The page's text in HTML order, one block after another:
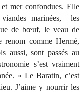
et mer confondues. Elle
marinées, les
de bœuf, le veau de
renom comme Hermé,
aussi, sont passés au
s’est vraiment
« Le Baratin, c’est
J’aime y nourrir les